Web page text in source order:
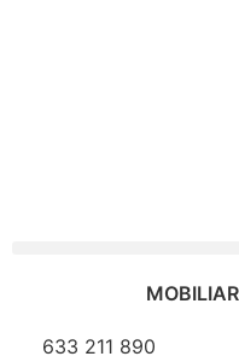
633 211 890